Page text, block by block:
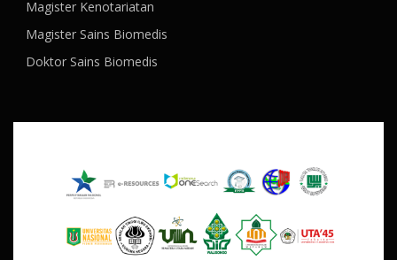
Magister Kenotariatan
Magister Sains Biomedis
Doktor Sains Biomedis